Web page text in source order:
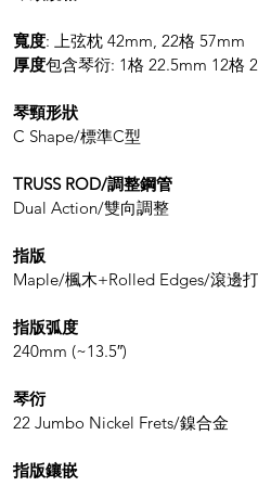
寬度: 上弦枕 42mm, 22格 57mm
厚度包含琴衍: 1格 22.5mm 12格
琴頸形狀
C Shape/標準C型
TRUSS ROD/調整鋼管
Dual Action/雙向調整
指版
Maple/楓木+Rolled Edges/滾邊
指版弧度
240mm (~13.5″)
琴衍
22 Jumbo Nickel Frets/鎳合金
指版鑲嵌